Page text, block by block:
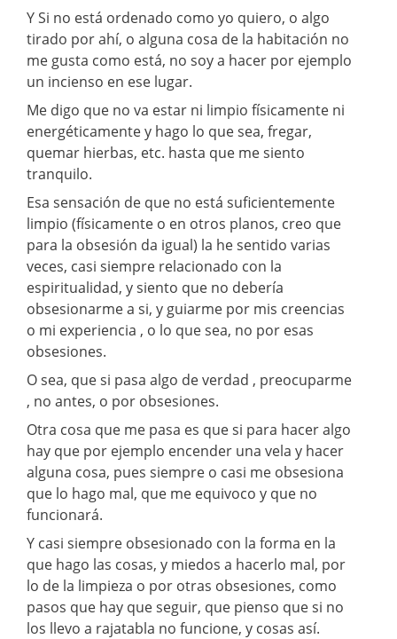
Y Si no está ordenado como yo quiero, o algo
tirado por ahí, o alguna cosa de la habitación no
me gusta como está, no soy a hacer por ejemplo
un incienso en ese lugar.
Me digo que no va estar ni limpio físicamente ni
energéticamente y hago lo que sea, fregar,
quemar hierbas, etc. hasta que me siento
tranquilo.
Esa sensación de que no está suficientemente
limpio (físicamente o en otros planos, creo que
para la obsesión da igual) la he sentido varias
veces, casi siempre relacionado con la
espiritualidad, y siento que no debería
obsesionarme a si, y guiarme por mis creencias
o mi experiencia , o lo que sea, no por esas
obsesiones.
O sea, que si pasa algo de verdad , preocuparme
, no antes, o por obsesiones.
Otra cosa que me pasa es que si para hacer algo
hay que por ejemplo encender una vela y hacer
alguna cosa, pues siempre o casi me obsesiona
que lo hago mal, que me equivoco y que no
funcionará.
Y casi siempre obsesionado con la forma en la
que hago las cosas, y miedos a hacerlo mal, por
lo de la limpieza o por otras obsesiones, como
pasos que hay que seguir, que pienso que si no
los llevo a rajatabla no funcione, y cosas así.